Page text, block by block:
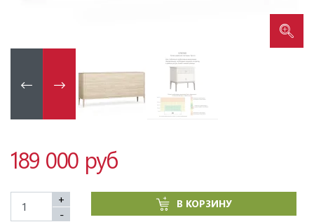
189 000 руб
+
-
В КОРЗИНУ